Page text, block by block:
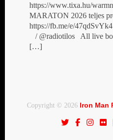
https://www.tixa.hu/
MARATON 2026 teljes
https://fb.me/e/
/ @radiotilos All live
[…]
Copyright © 2026 Iron Man